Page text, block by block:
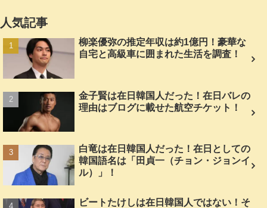
人気記事
柳楽優弥の推定年収は約1億円！豪華な
自宅と高級車に囲まれた生活を調査！
金子賢は在日韓国人だった！在日バレの
理由はブログに載せた航空チケット！
白竜は在日韓国人だった！在日としての
韓国語名は「田貞一（チョン・ジョンイ
ル）」！
ビートたけしは在日韓国人ではない！そ